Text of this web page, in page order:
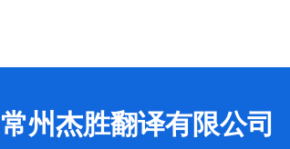
常州杰胜翻译有限公司